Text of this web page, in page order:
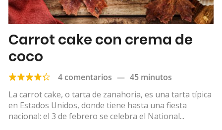
Carrot cake con crema de
coco
4 comentarios — 45 minutos
La carrot cake, o tarta de zanahoria, es una tarta típica
en Estados Unidos, donde tiene hasta una fiesta
nacional: el 3 de febrero se celebra el National...